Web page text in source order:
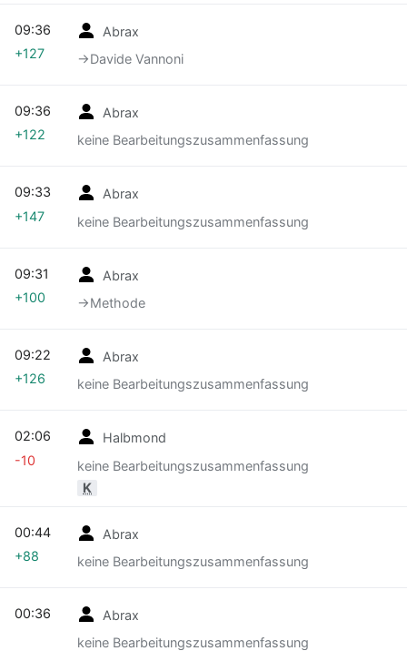
Abrax
→‎Davide Vannoni
09:36
+127
Abrax
keine Bearbeitungszusammenfassung
09:36
+122
Abrax
keine Bearbeitungszusammenfassung
09:33
+147
Abrax
→‎Methode
09:31
+100
Abrax
keine Bearbeitungszusammenfassung
09:22
+126
Halbmond
keine Bearbeitungszusammenfassung
K
02:06
-10
Abrax
keine Bearbeitungszusammenfassung
00:44
+88
Abrax
keine Bearbeitungszusammenfassung
00:36